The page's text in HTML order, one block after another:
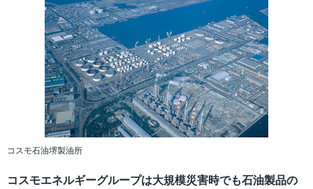
コスモ石油堺製油所
コスモエネルギーグループは大規模災害時でも石油製品の